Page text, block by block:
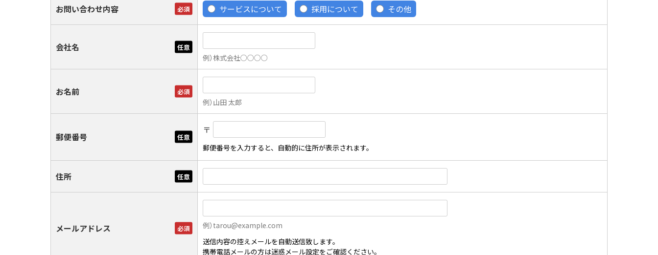
お問い合わせ内容 必須 サービスについて 採用について その他
会社名 任意
例）株式会社○○○○
お名前 必須
例）山田 太郎
郵便番号 任意
〒
郵便番号を入力すると、自動的に住所が表示されます。
住所 任意
メールアドレス 必須
例）tarou@example.com
送信内容の控えメールを自動送信致します。
携帯電話メールの方は迷惑メール設定をご確認ください。